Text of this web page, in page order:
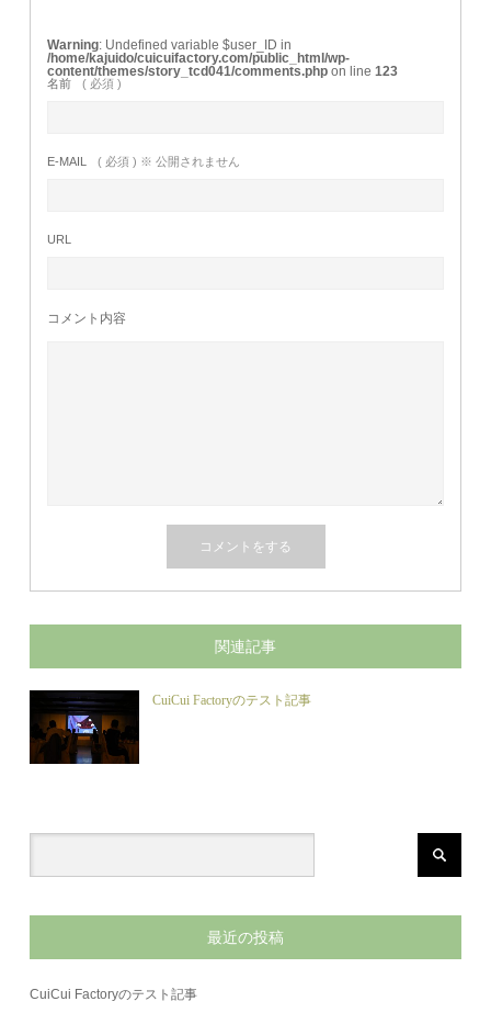
Warning : Undefined variable $user_ID in
/home/kajuido/cuicuifactory.com/public_html/wp-
content/themes/story_tcd041/comments.php on line123
名前 ( 必須 )
E-MAIL ( 必須 ) ※ 公開されません
URL
コメント内容
関連記事
CuiCui Factoryのテスト記事
最近の投稿
CuiCui Factoryのテスト記事